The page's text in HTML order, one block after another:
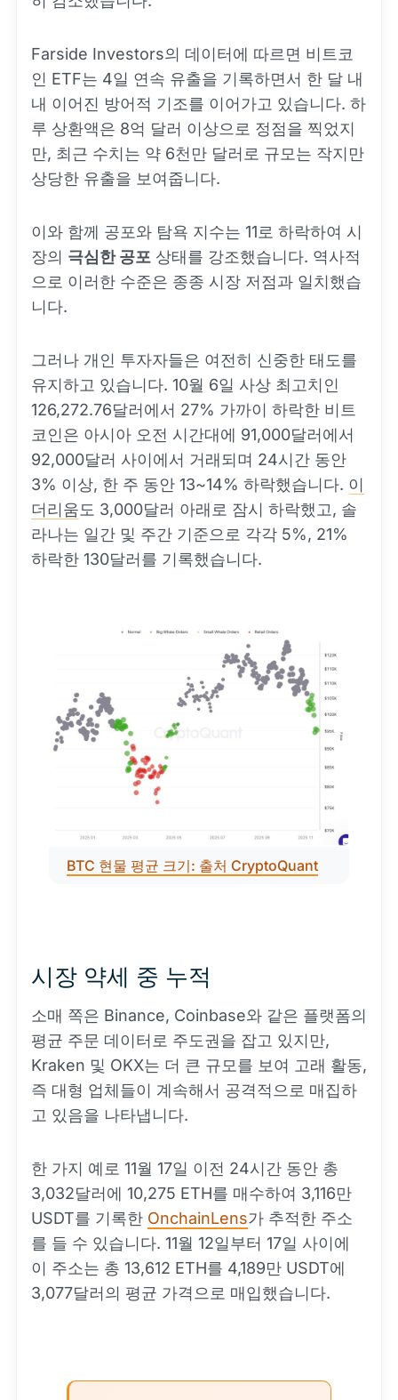
Farside Investors의 데이터에 따르면 비트코
인 ETF는 4일 연속 유출을 기록하면서 한 달 내
내 이어진 방어적 기조를 이어가고 있습니다. 하
루 상환액은 8억 달러 이상으로 정점을 찍었지
만, 최근 수치는 약 6천만 달러로 규모는 작지만
상당한 유출을 보여줍니다.
이와 함께 공포와 탐욕 지수는 11로 하락하여 시
장의 극심한 공포 상태를 강조했습니다. 역사적
으로 이러한 수준은 종종 시장 저점과 일치했습
니다.
그러나 개인 투자자들은 여전히 신중한 태도를
유지하고 있습니다. 10월 6일 사상 최고치인
126,272.76달러에서 27% 가까이 하락한 비트
코인은 아시아 오전 시간대에 91,000달러에서
92,000달러 사이에서 거래되며 24시간 동안
3% 이상, 한 주 동안 13~14% 하락했습니다. 이
더리움도 3,000달러 아래로 잠시 하락했고, 솔
라나는 일간 및 주간 기준으로 각각 5%, 21%
하락한 130달러를 기록했습니다.
BTC 현물 평균 크기: 출처 CryptoQuant
시장 약세 중 누적
소매 쪽은 Binance, Coinbase와 같은 플랫폼의
평균 주문 데이터로 주도권을 잡고 있지만,
Kraken 및 OKX는 더 큰 규모를 보여 고래 활동,
즉 대형 업체들이 계속해서 공격적으로 매집하
고 있음을 나타냅니다.
한 가지 예로 11월 17일 이전 24시간 동안 총
3,032달러에 10,275 ETH를 매수하여 3,116만
USDT를 기록한 OnchainLens가 추적한 주소
를 들 수 있습니다. 11월 12일부터 17일 사이에
이 주소는 총 13,612 ETH를 4,189만 USDT에
3,077달러의 평균 가격으로 매입했습니다.